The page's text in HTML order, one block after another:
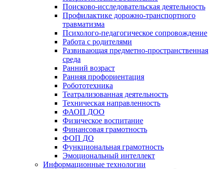
Поисково-исследовательская деятельность
Профилактике дорожно-транспортного
травматизма
Психолого-педагогическое сопровождение
Работа с родителями
Развивающая предметно-пространственная
среда
Ранний возраст
Ранняя профориентация
Робототехника
Театрализованная деятельность
Техническая направленность
ФАОП ДОО
Физическое воспитание
Финансовая грамотность
ФОП ДО
Функциональная грамотность
Эмоциональный интеллект
Информационные технологии